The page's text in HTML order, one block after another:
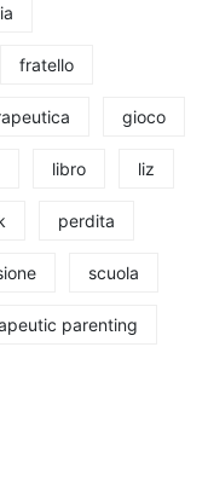
fratello
gioco
libro liz
perdita
scuola
parenting